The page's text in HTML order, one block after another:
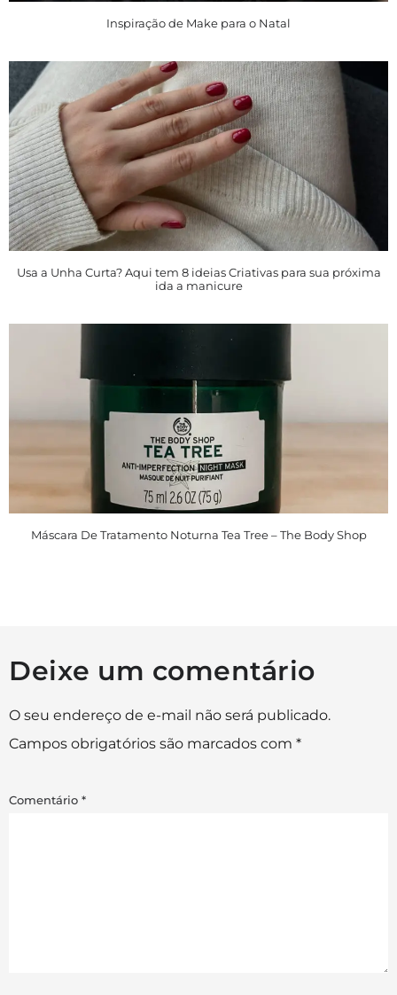
Inspiração de Make para o Natal
Usa a Unha Curta? Aqui tem 8 ideias Criativas para sua próxima
ida a manicure
Máscara De Tratamento Noturna Tea Tree – The Body Shop
Deixe um comentário
O seu endereço de e-mail não será publicado.
Campos obrigatórios são marcados com *
Comentário *